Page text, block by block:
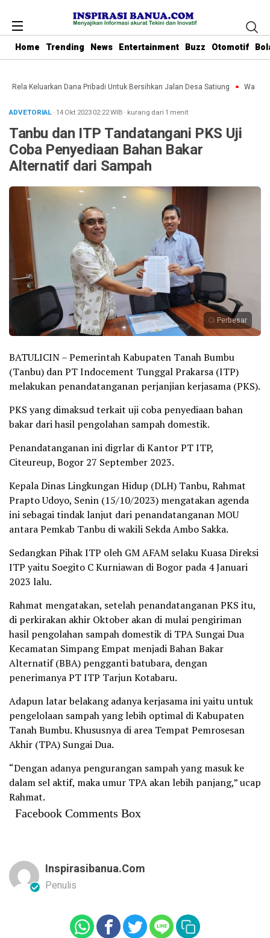
Home Trending News Entertainment Buzz Otomotif
Rela Keluarkan Dana Pribadi Untuk Bersihkan Jalan Desa Satiung Waket
ADVETORIAL· 14 Okt 202302:22WIB · kurang dari 1 menit
Tanbu dan ITP Tandatangani PKS Uji
Coba Penyediaan Bahan Bakar
Alternatif dari Sampah
Perbesar
BATULICIN – Pemerintah Kabupaten Tanah Bumbu
(Tanbu) dan PT Indocement Tunggal Prakarsa (ITP)
melakukan penandatanganan perjanjian kerjasama (PKS).
PKS yang dimaksud terkait uji coba penyediaan bahan
bakar dari hasil pengolahan sampah domestik.
Penandatanganan ini digrlar di Kantor PT ITP,
Citeureup, Bogor 27 September 2023.
Kepala Dinas Lingkungan Hidup (DLH) Tanbu, Rahmat
Prapto Udoyo, Senin (15/10/2023) mengatakan agenda
ini sebagai tindak lanjut dari penandatanganan MOU
antara Pemkab Tanbu di wakili Sekda Ambo Sakka.
Sedangkan Pihak ITP oleh GM AFAM selaku Kuasa Direksi
ITP yaitu Soegito C Kurniawan di Bogor pada 4 Januari
2023 lalu.
Rahmat mengatakan, setelah penandatanganan PKS itu,
di perkirakan akhir Oktober akan di mulai pengiriman
hasil pengolahan sampah domestik di TPA Sungai Dua
Kecamatan Simpang Empat menjadi Bahan Bakar
Alternatif (BBA) pengganti batubara, dengan
penerimanya PT ITP Tarjun Kotabaru.
Adapun latar belakang adanya kerjasama ini yaitu untuk
pengelolaan sampah yang lebih optimal di Kabupaten
Tanah Bumbu. Khususnya di area Tempat Pemrosesan
Akhir (TPA) Sungai Dua.
“Dengan adanya pengurangan sampah yang masuk ke
dalam sel aktif, maka umur TPA akan lebih panjang,” ucap
Rahmat.
Facebook Comments Box
Inspirasibanua.com
Penulis